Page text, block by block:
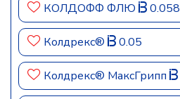
КОЛДОФФ ФЛЮ 0.058
Колдрекс® 0.05
Колдрекс® МаксГрипп